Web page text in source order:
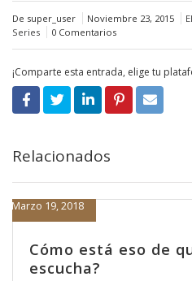
De super_user Noviembre 23, 2015
Series
0 Comentarios
¡Comparte esta entrada, elige tu
Relacionados
Cómo está eso de
escucha?
Marzo 19, 2018